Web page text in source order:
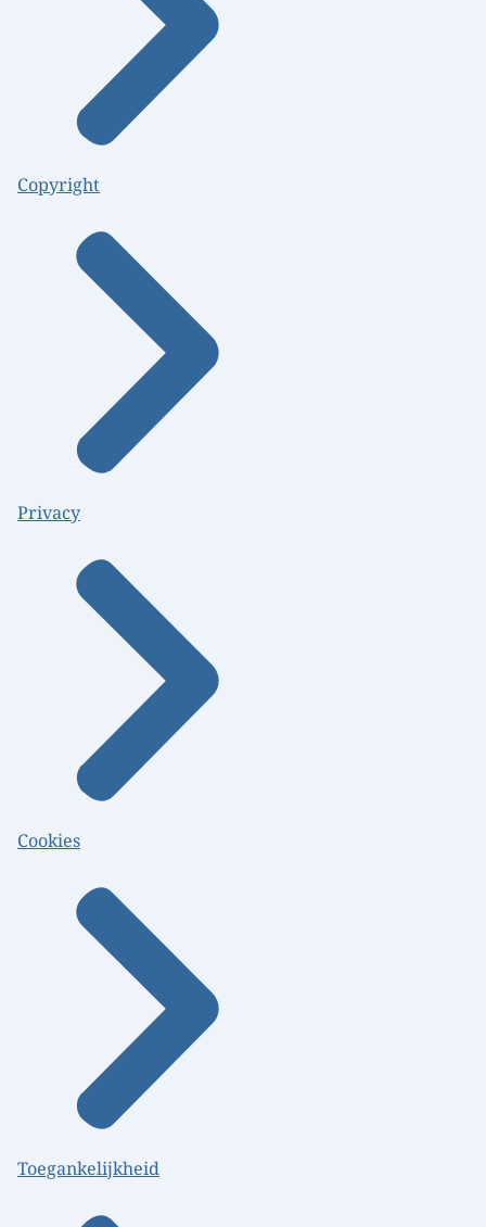
Copyright
Privacy
Cookies
Toegankelijkheid